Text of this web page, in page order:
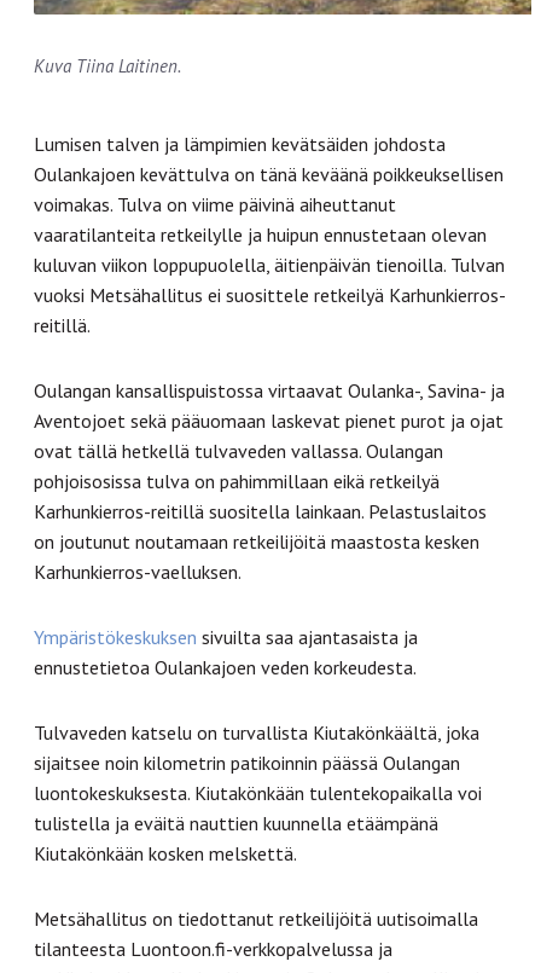
Kuva Tiina Laitinen.
Lumisen talven ja lämpimien kevätsäiden johdosta
Oulankajoen kevättulva on tänä keväänä poikkeuksellisen
voimakas. Tulva on viime päivinä aiheuttanut
vaaratilanteita retkeilylle ja huipun ennustetaan olevan
kuluvan viikon loppupuolella, äitienpäivän tienoilla. Tulvan
vuoksi Metsähallitus ei suosittele retkeilyä Karhunkierros-
reitillä.
Oulangan kansallispuistossa virtaavat Oulanka-, Savina- ja
Aventojoet sekä pääuomaan laskevat pienet purot ja ojat
ovat tällä hetkellä tulvaveden vallassa. Oulangan
pohjoisosissa tulva on pahimmillaan eikä retkeilyä
Karhunkierros-reitillä suositella lainkaan. Pelastuslaitos
on joutunut noutamaan retkeilijöitä maastosta kesken
Karhunkierros-vaelluksen.
Ympäristökeskuksen sivuilta saa ajantasaista ja
ennustetietoa Oulankajoen veden korkeudesta.
Tulvaveden katselu on turvallista Kiutakönkäältä, joka
sijaitsee noin kilometrin patikoinnin päässä Oulangan
luontokeskuksesta. Kiutakönkään tulentekopaikalla voi
tulistella ja eväitä nauttien kuunnella etäämpänä
Kiutakönkään kosken melskettä.
Metsähallitus on tiedottanut retkeilijöitä uutisoimalla
tilanteesta Luontoon.fi-verkkopalvelussa ja